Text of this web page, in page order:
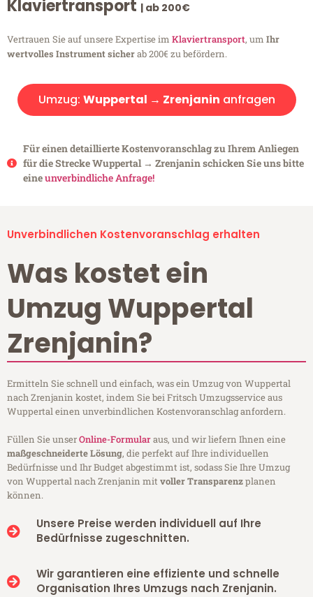
Klaviertransport | ab 200€
Vertrauen Sie auf unsere Expertise im Klaviertransport, um Ihr
wertvolles Instrument sicherab 200€ zu befördern.
Umzug: Wuppertal → Zrenjanin anfragen
Für einen detaillierte Kostenvoranschlag zu Ihrem Anliegen
für die Strecke Wuppertal → Zrenjanin schicken Sie uns bitte
eineunverbindliche Anfrage!
Unverbindlichen Kostenvoranschlag erhalten
Was kostet ein
Umzug Wuppertal
Zrenjanin?
Ermitteln Sie schnell und einfach, was ein Umzug von Wuppertal
nach Zrenjanin kostet, indem Sie bei Fritsch Umzugsservice aus
Wuppertal einen unverbindlichen Kostenvoranschlag anfordern.
Füllen Sie unserOnline-Formularaus, und wir liefern Ihnen eine
maßgeschneiderte Lösung, die perfekt auf Ihre individuellen
Bedürfnisse und Ihr Budget abgestimmt ist, sodass Sie Ihre Umzug
von Wuppertal nach Zrenjanin mitvoller Transparenzplanen
können.
Unsere Preise werden individuell auf Ihre
Bedürfnisse zugeschnitten.
Wir garantieren eine effiziente und schnelle
Organisation Ihres Umzugs nach Zrenjanin.